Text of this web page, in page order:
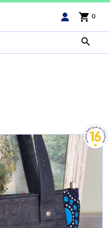
shopping_cart 0
